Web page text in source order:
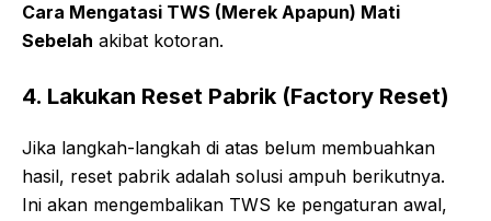
Cara Mengatasi TWS (Merek Apapun) Mati
Sebelah akibat kotoran.
4. Lakukan Reset Pabrik (Factory Reset)
Jika langkah-langkah di atas belum membuahkan
hasil, reset pabrik adalah solusi ampuh berikutnya.
Ini akan mengembalikan TWS ke pengaturan awal,